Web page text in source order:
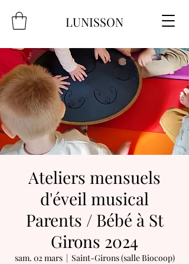
LUNISSON
Ateliers mensuels
d'éveil musical
Parents / Bébé à St
Girons 2024
sam. 02 mars
  |
Saint-Girons (salle Biocoop)